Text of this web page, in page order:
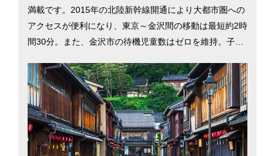
満載です。2015年の北陸新幹線開通により大都市圏への
アクセスが便利になり、東京～金沢間の移動は最短約2時
間30分。また、金沢市の待機児童数はゼロを維持。子育
率は全国2位（2015年）にランクインしています。「生
活」「雇用」「安全」「医療」など40の指標から幸せ度
をランキング化した「幸福度ランキング」でも、全国4位
（2018年）を誇る暮らしやすさ。住まいや職場、学校な
どの生活圏がコンパクトに整った街として知られる金沢
市を中心に、石川県での暮らしを考える際に役立つ移住